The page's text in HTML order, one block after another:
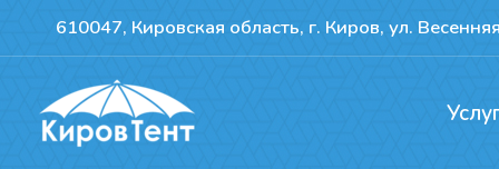
610047, Кировская область, г. Киров, ул.